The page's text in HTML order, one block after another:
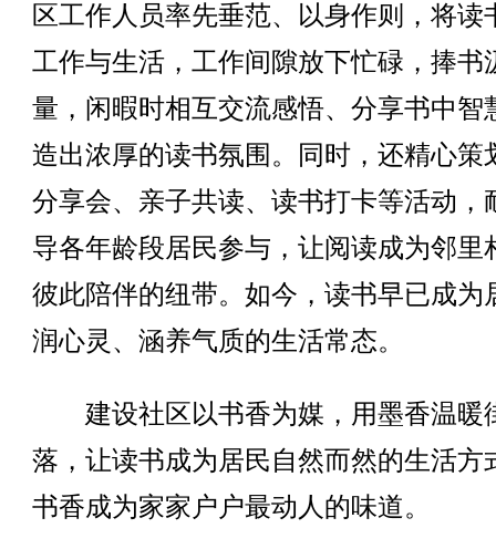
区工作人员率先垂范、以身作则，将读
工作与生活，工作间隙放下忙碌，捧书
量，闲暇时相互交流感悟、分享书中智
造出浓厚的读书氛围。同时，还精心策
分享会、亲子共读、读书打卡等活动，
导各年龄段居民参与，让阅读成为邻里
彼此陪伴的纽带。如今，读书早已成为
润心灵、涵养气质的生活常态。
建设社区以书香为媒，用墨香温暖
落，让读书成为居民自然而然的生活方
书香成为家家户户最动人的味道。